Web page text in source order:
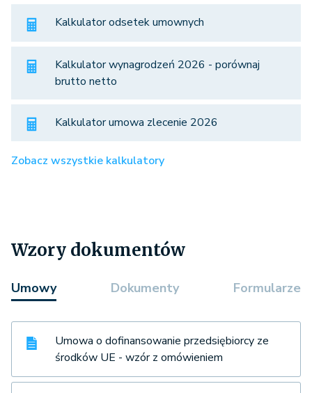
Kalkulator odsetek umownych
Kalkulator wynagrodzeń 2026 - porównaj
brutto netto
Kalkulator umowa zlecenie 2026
Zobacz wszystkie kalkulatory
Wzory dokumentów
Umowy Dokumenty Formularze
Umowa o dofinansowanie przedsiębiorcy ze
środków UE - wzór z omówieniem